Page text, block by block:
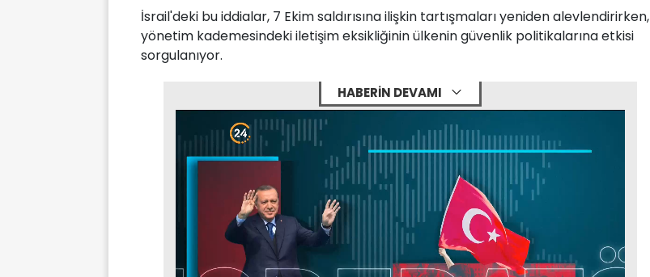
İsrail'deki bu iddialar, 7 Ekim saldırısına ilişkin tartışmaları yeniden alevlendirirken,
yönetim kademesindeki iletişim eksikliğinin ülkenin güvenlik politikalarına etkisi
sorgulanıyor.
HABERİN DEVAMI